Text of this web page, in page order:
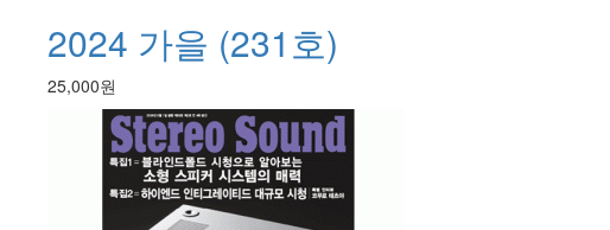
2024 가을 (231호)
25,000원